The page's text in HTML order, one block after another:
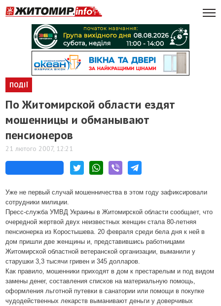
ПОДІЇ
По Житомирской области ездят
мошенницы и обманывают
пенсионеров
21 лютого 2007, 12:21
Уже не первый случай мошенничества в этом году зафиксировали
сотрудники милиции.
Пресс-служба УМВД Украины в Житомирской области сообщает, что
очередной жертвой двух неизвестных женщин стала 80-летняя
пенсионерка из Коростышева. 20 февраля среди бела дня к ней в
дом пришли две женщины и, представившись работницами
Житомирской областной ветеранской организации, выманили у
старушки 3,3 тысячи гривен и 345 долларов.
Как правило, мошенники приходят в дом к престарелым и под видом
замены денег, составления списков на материальную помощь,
оформления льготной путевки в санатории или помощи в покупке
чудодейственных лекарств выманивают деньги у доверчивых